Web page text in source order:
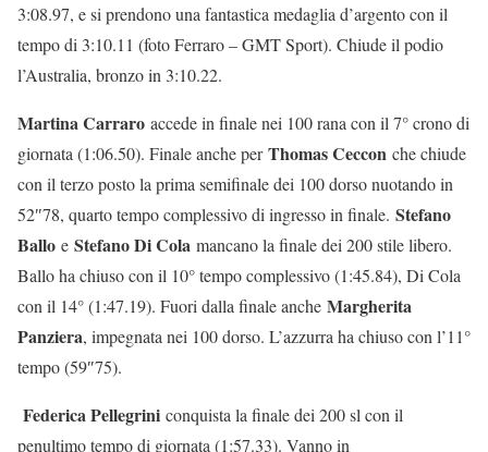
3:08.97, e si prendono una fantastica medaglia d’argento con il
tempo di 3:10.11 (foto Ferraro – GMT Sport). Chiude il podio
l’Australia, bronzo in 3:10.22.
Martina Carraro accede in finale nei 100 rana con il 7° crono di
giornata (1:06.50). Finale anche perThomas Ceccon che chiude
con il terzo posto la prima semifinale dei 100 dorso nuotando in
52″78, quarto tempo complessivo di ingresso in finale. Stefano
Ballo e Stefano Di Cola mancano la finale dei 200 stile libero.
Ballo ha chiuso con il 10° tempo complessivo (1:45.84), Di Cola
con il 14° (1:47.19). Fuori dalla finale anche Margherita
Panziera, impegnata nei 100 dorso. L’azzurra ha chiuso con l’11°
tempo (59″75).
Federica Pellegrini conquista la finale dei 200 sl con il
penultimo tempo di giornata (1:57.33). Vanno in